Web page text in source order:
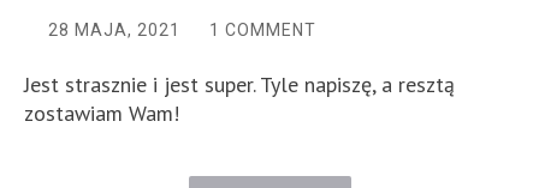
28 MAJA, 2021 1 COMMENT
Jest strasznie i jest super. Tyle napiszę, a resztą
zostawiam Wam!